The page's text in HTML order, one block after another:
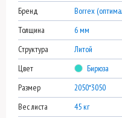
Бренд
Borrex
Толщина
6 мм
Структура
Литой
Цвет
Бирюза
Размер
2050*3050
Вес листа
45 кг